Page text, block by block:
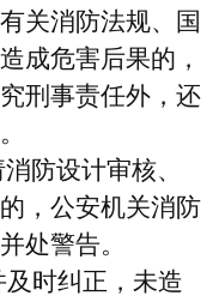
关消防法规、国
成危害后果的，
刑事责任外，还
防设计审核、
，公安机关消防
处警告。
时纠正，未造